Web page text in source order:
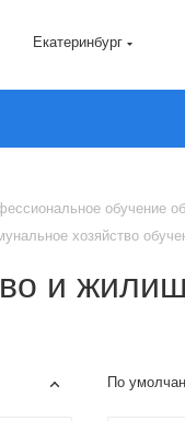
Екатеринбург
обучение
хозяйство
и
По